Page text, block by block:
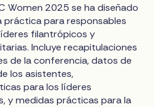
Women 2025 se ha diseñado
para responsables
filantrópicos y
Incluye recapitulaciones
de la conferencia, datos de
los asistentes,
para los líderes
y medidas prácticas para la